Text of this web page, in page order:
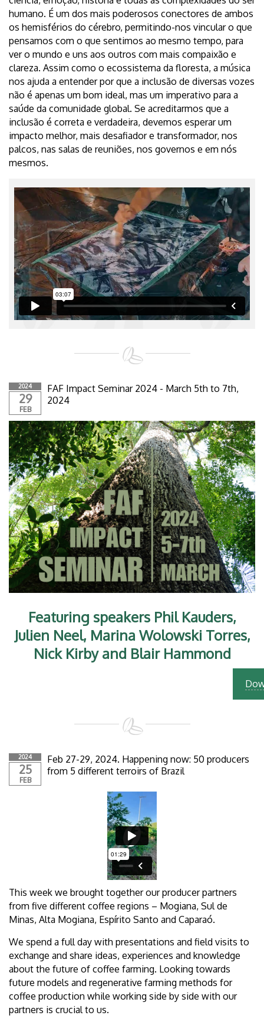
humano. É um dos mais poderosos conectores de ambos
os hemisférios do cérebro, permitindo-nos vincular o que
pensamos com o que sentimos ao mesmo tempo, para
ver o mundo e uns aos outros com mais compaixão e
clareza. Assim como o ecossistema da floresta, a música
nos ajuda a entender por que a inclusão de diversas vozes
não é apenas um bom ideal, mas um imperativo para a
saúde da comunidade global. Se acreditarmos que a
inclusão é correta e verdadeira, devemos esperar um
impacto melhor, mais desafiador e transformador, nos
palcos, nas salas de reuniões, nos governos e em nós
mesmos.
2024
29
FEB
FAF Impact Seminar 2024 - March 5th to 7th,
2024
Featuring speakers Phil Kauders,
Julien Neel, Marina Wolowski Torres,
Nick Kirby and Blair Hammond
2024
25
FEB
Feb 27-29, 2024. Happening now: 50 producers
from 5 different terroirs of Brazil
This week we brought together our producer partners
from five different coffee regions – Mogiana, Sul de
Minas, Alta Mogiana, Espírito Santo and Caparaó.
We spend a full day with presentations and field visits to
exchange and share ideas, experiences and knowledge
about the future of coffee farming. Looking towards
future models and regenerative farming methods for
coffee production while working side by side with our
partners is crucial to us.